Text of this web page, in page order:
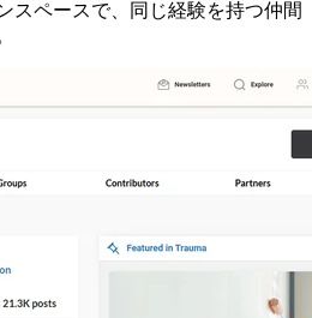
スペースで、同じ経験を持つ仲間